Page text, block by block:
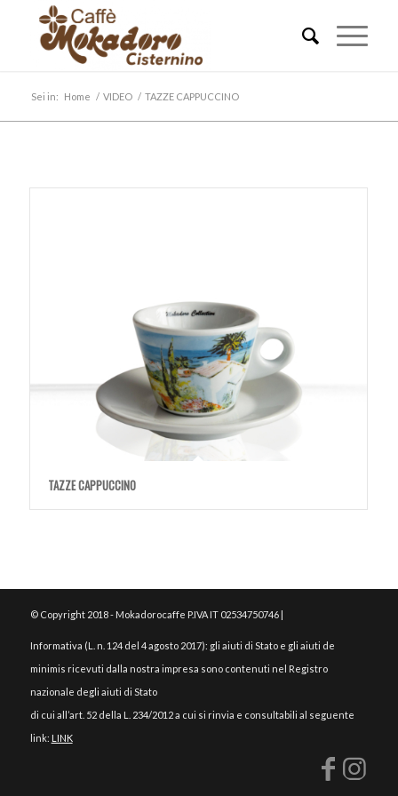
Sei in: Home / VIDEO / TAZZE CAPPUCCINO
TAZZE CAPPUCCINO
© Copyright 2018 - Mokadorocaffe P.IVA IT 02534750746 |
Informativa (L. n. 124 del 4 agosto 2017): gli aiuti di Stato e gli aiuti de
minimis ricevuti dalla nostra impresa sono contenuti nel Registro
nazionale degli aiuti di Stato
di cui all’art. 52 della L. 234/2012 a cui si rinvia e consultabili al seguente
link: LINK